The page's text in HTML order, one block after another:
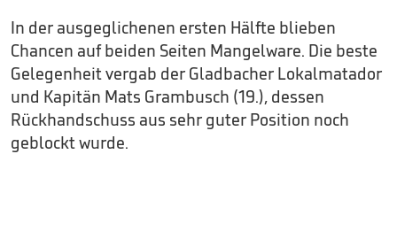
In der ausgeglichenen ersten Hälfte blieben
Chancen auf beiden Seiten Mangelware. Die beste
Gelegenheit vergab der Gladbacher Lokalmatador
und Kapitän Mats Grambusch (19.), dessen
Rückhandschuss aus sehr guter Position noch
geblockt wurde.